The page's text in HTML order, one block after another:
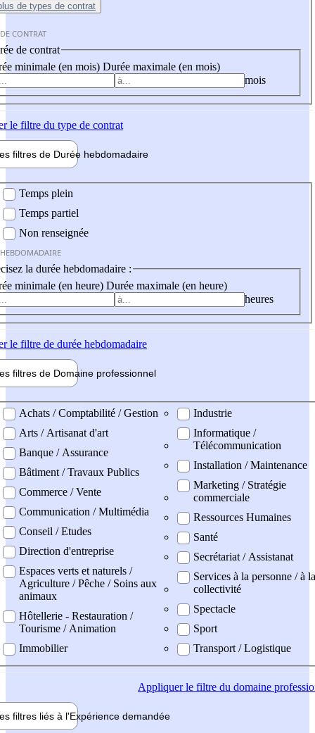
de types de contrat
CONTRAT
de contrat
minimale (en mois) Durée maximale (en mois)
mois
le filtre du type de contrat
filtres de Durée hebdomadaire
Temps plein
Temps partiel
Non renseignée
la durée hebdomadaire :
minimale (en heure) Durée maximale (en heure)
heures
le filtre de durée hebdomadaire
filtres de Domaine professionnel
professionel
Achats / Comptabilité / Gestion
Arts / Artisanat d'art
Banque / Assurance
Bâtiment / Travaux Publics
Commerce / Vente
Communication / Multimédia
Conseil / Etudes
Direction d'entreprise
Espaces verts et naturels /
Agriculture / Pêche / Soins aux
animaux
Hôtellerie - Restauration /
Tourisme / Animation
Immobilier
Industrie
Informatique /
Télécommunication
Installation / Maintenance
Marketing / Stratégie
commerciale
Ressources Humaines
Santé
Secrétariat / Assistanat
Services à la personne / à la
collectivité
Spectacle
Sport
Transport / Logistique
Appliquerle filtre du domaine
filtres liés à l'Expérience demandée